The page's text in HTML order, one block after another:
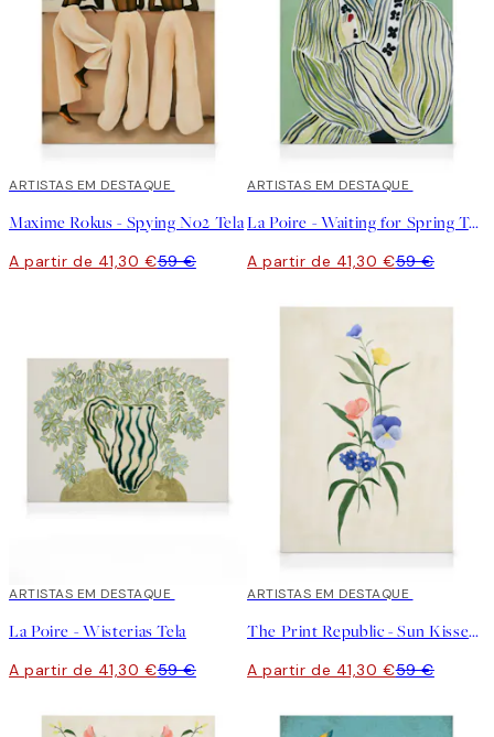
30%*
ARTISTAS EM DESTAQUE
Maxime Rokus - Spying No2 Tela
A partir de 41,30 €59 €
30%*
ARTISTAS EM DESTAQUE
La Poire - Waiting for Spring Tela
A partir de 41,30 €59 €
30%*
ARTISTAS EM DESTAQUE
La Poire - Wisterias Tela
A partir de 41,30 €59 €
30%*
ARTISTAS EM DESTAQUE
The Print Republic - Sun Kissed Garden No2 Tela
A partir de 41,30 €59 €